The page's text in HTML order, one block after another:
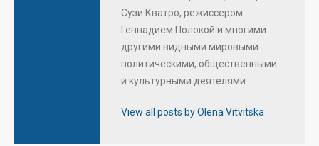
Сузи Кватро, режиссёром
Геннадием Полокой и многими
другими видными мировыми
политическими, общественными
и культурными деятелями.
View all posts by Olena Vitvitska